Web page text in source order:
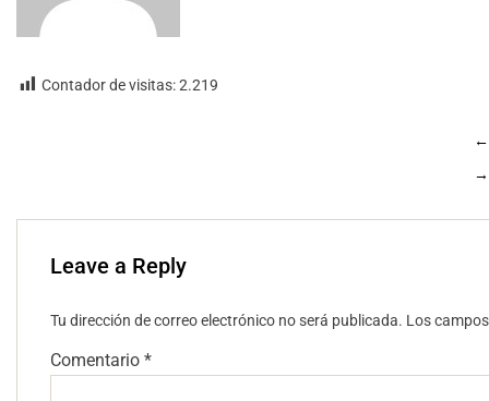
Contador de visitas:2.219
←
→
Leave a Reply
Tu dirección de correo electrónico no será publicada. Los
Comentario *